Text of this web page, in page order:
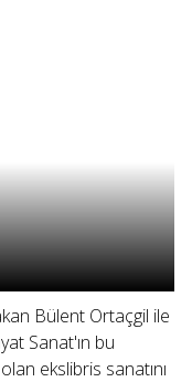
Bülent Ortaçgil ile
Sanat'ın bu
ekslibris sanatını